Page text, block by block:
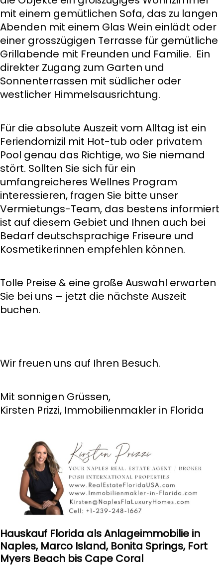
mit einem gemütlichen Sofa, das zu langen
Abenden mit einem Glas Wein einlädt oder
einer grosszügigen Terrasse für gemütliche
Grillabende mit Freunden und Familie. Ein
direkter Zugang zum Garten und
Sonnenterrassen mit südlicher oder
westlicher Himmelsausrichtung.
Für die absolute Auszeit vom Alltag ist ein
Feriendomizil mit Hot-tub oder privatem
Pool genau das Richtige, wo Sie niemand
stört. Sollten Sie sich für ein
umfangreicheres Wellnes Program
interessieren, fragen Sie bitte unser
Vermietungs-Team, das bestens informiert
ist auf diesem Gebiet und Ihnen auch bei
Bedarf deutschsprachige Friseure und
Kosmetikerinnen empfehlen können.
Tolle Preise & eine große Auswahl erwarten
Sie bei uns – jetzt die nächste Auszeit
buchen.
Wir freuen uns auf Ihren Besuch.
Mit sonnigen Grüssen,
Kirsten Prizzi, Immobilienmakler in Florida
Hauskauf Florida als Anlageimmobilie in
Naples, Marco Island, Bonita Springs, Fort
Myers Beach bis Cape Coral